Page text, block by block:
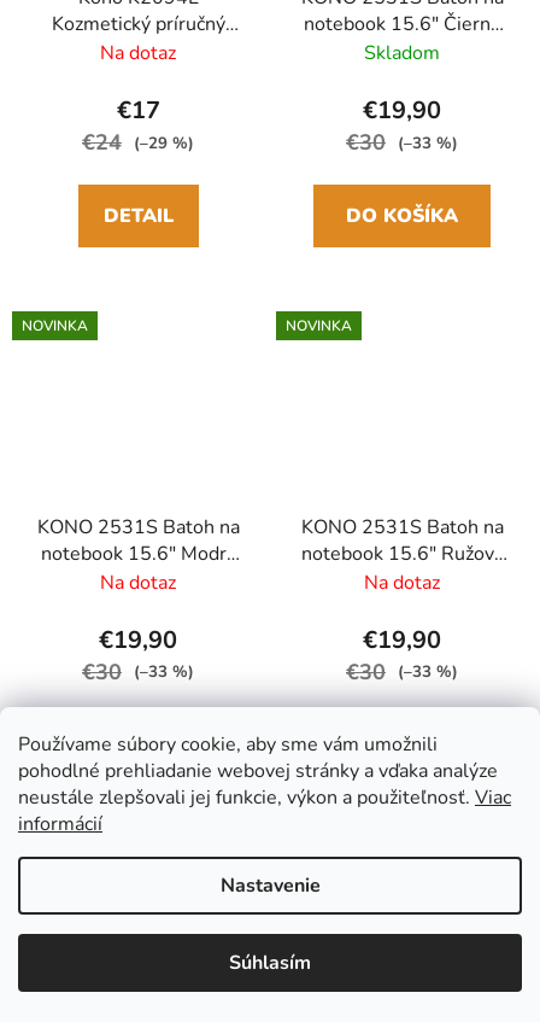
Používame súbory cookie, aby sme vám umožnili
pohodlné prehliadanie webovej stránky a vďaka analýze
neustále zlepšovali jej funkcie, výkon a použiteľnosť. Viac
informácií
Nastavenie
Súhlasím
Kozmetický príručný
kufrík 34cm Krémový
Na dotaz
€17
€24 (–29 %)
DETAIL
notebook 15.6" Čierna
40cm 20L
Skladom
€19,90
€30 (–33 %)
DO KOŠÍKA
NOVINKA
KONO 2531S Batoh na
notebook 15.6" Modrá
40cm 20L
Na dotaz
€19,90
€30 (–33 %)
DETAIL
NOVINKA
KONO 2531S Batoh na
notebook 15.6" Ružová
40cm 20L
Na dotaz
€19,90
€30 (–33 %)
DETAIL
O
v
NAČÍTAŤ 60 ĎALŠÍCH
S
r
á
1
18
1070položiek celkom